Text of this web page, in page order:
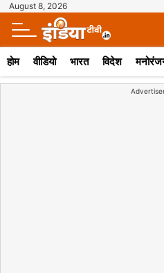
August 8, 2026
होम वीडियो भारत विदेश